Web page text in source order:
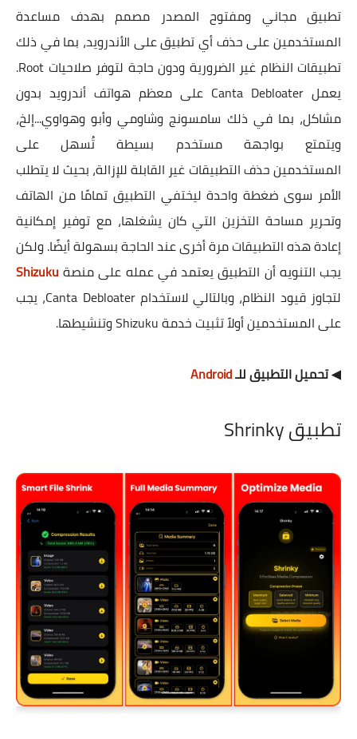
تطبيق مجاني ومفتوح المصدر مصمم بهدف مساعدة
المستخدمين على حذف أي تطبيق على الأندرويد، بما في ذلك
تطبيقات النظام غير الضرورية ودون حاجة لتوفر صلاحيات Root.
يعمل Canta Debloater على معظم هواتف أندرويد بدون
مشاكل، بما في ذلك سامسونج وشاومي وأبو وهواوي...إلخ،
ويتمتع بواجهة مستخدم بسيطة تُسهل على
المستخدمين حذف التطبيقات غير القابلة للإزالة، بحيث لا يتطلب
الأمر سوى ضغطة واحدة ليختفي التطبيق تمامًا من الهاتف
وتحرير مساحة التخزين التي كان يشغلها، مع توفير إمكانية
إعادة هذه التطبيقات مرة أخرى عند الحاجة بسهولة أيضًا. ولكن
يجب التنويه أن التطبيق يعتمد في عمله على منصة Shizuku
لتجاوز قيود النظام، وبالتالي لاستخدام Canta Debloater، يجب
على المستخدمين أولاً تثبيت خدمة Shizuku وتنشيطها.
◀ تحميل التطبيق للـAndroid
تطبيق Shrinky